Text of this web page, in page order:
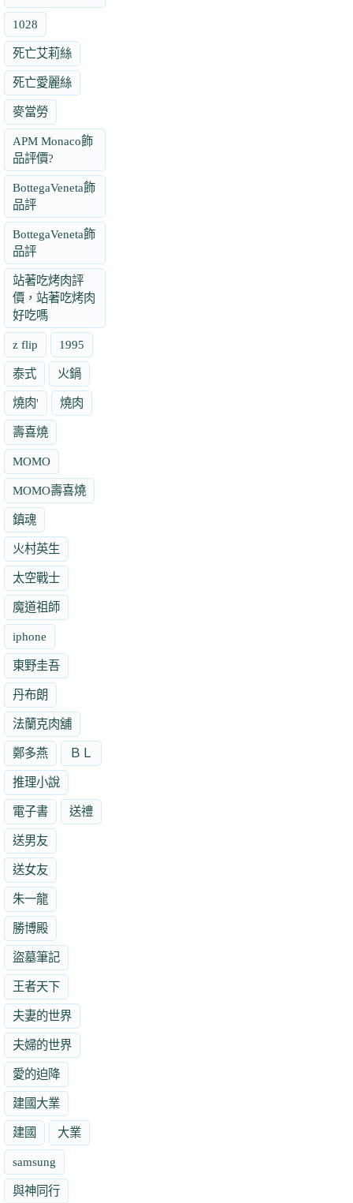
1028
死亡艾莉絲
死亡愛麗絲
麥當勞
APM Monaco飾
品評價?
BottegaVeneta飾
品評
BottegaVeneta飾
品評
站著吃烤肉評
價，站著吃烤肉
好吃嗎
z flip 1995
泰式 火鍋
燒肉' 燒肉
壽喜燒
MOMO
MOMO壽喜燒
鎮魂
火村英生
太空戰士
魔道祖師
iphone
東野圭吾
丹布朗
法蘭克肉舖
鄭多燕 ＢＬ
推理小說
電子書 送禮
送男友
送女友
朱一龍
勝博殿
盜墓筆記
王者天下
夫妻的世界
夫婦的世界
愛的迫降
建國大業
建國 大業
samsung
與神同行